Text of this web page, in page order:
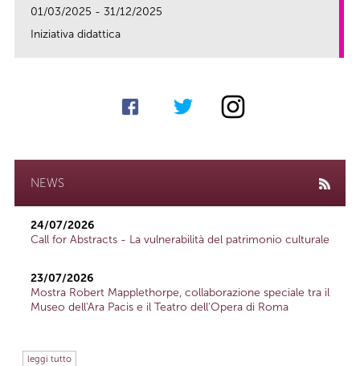
01/03/2025 - 31/12/2025
Iniziativa didattica
NEWS
24/07/2026
Call for Abstracts - La vulnerabilità del patrimonio culturale
23/07/2026
Mostra Robert Mapplethorpe, collaborazione speciale tra il
Museo dell'Ara Pacis e il Teatro dell'Opera di Roma
leggi tutto